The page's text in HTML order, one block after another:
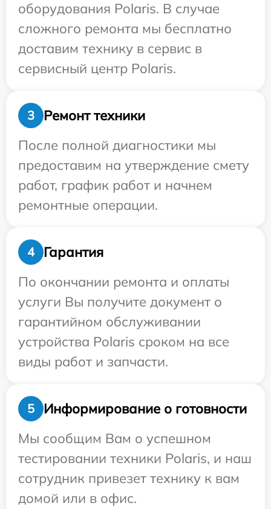
оборудования Polaris. В случае
сложного ремонта мы бесплатно
доставим технику в сервис в
сервисный центр Polaris.
3
Ремонт техники
После полной диагностики мы
предоставим на утверждение смету
работ, график работ и начнем
ремонтные операции.
4
Гарантия
По окончании ремонта и оплаты
услуги Вы получите документ о
гарантийном обслуживании
устройства Polaris сроком на все
виды работ и запчасти.
5
Информирование о готовности
Мы сообщим Вам о успешном
тестировании техники Polaris, и наш
сотрудник привезет технику к вам
домой или в офис.